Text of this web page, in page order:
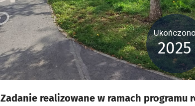
2025
Zadanie realizowane w ramach